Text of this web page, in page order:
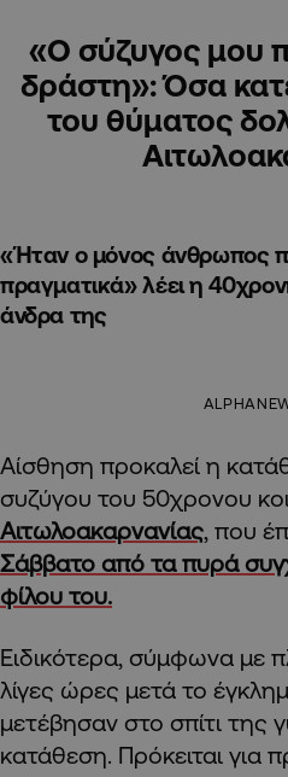
«Ο σύζυγος μου
δράστη»: Όσα
του θύματος
«Ήταν ο μόνος άνθρωπος
πραγματικά» λέει η
άνδρα της
Αίσθηση προκαλεί η
συζύγου του 50χρονου
Αιτωλοακαρνανίας, που
Σάββατο από τα πυρά
φίλου του.
Ειδικότερα, σύμφωνα με
λίγες ώρες μετά το
μετέβησαν στο σπίτι της
κατάθεση. Πρόκειται για